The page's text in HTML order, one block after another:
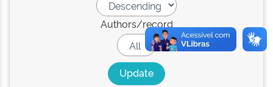
Authors/record